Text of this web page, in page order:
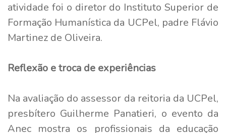
atividade foi o diretor do Instituto Superior de
Formação Humanística da UCPel, padre Flávio
Martinez de Oliveira.
Reflexão e troca de experiências
Na avaliação do assessor da reitoria da UCPel,
presbítero Guilherme Panatieri, o evento da
Anec mostra os profissionais da educação